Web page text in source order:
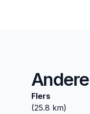
Flers
(25.8 km)